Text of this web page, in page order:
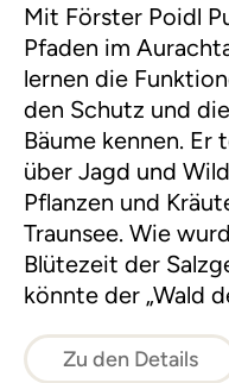
Mit Förster Poidl
Pfaden im
lernen die
den Schutz und
Bäume kennen. Er
über Jagd und
Pflanzen und
Traunsee. Wie
Blütezeit der
könnte der „Wald
unterschiedlichen
Zu den Details